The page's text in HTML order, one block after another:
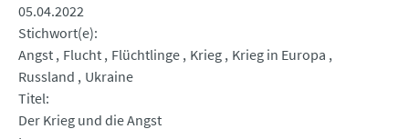
05.04.2022
Stichwort(e)
Angst Flucht Flüchtlinge Krieg Krieg in Europa
Russland
Ukraine
Titel
Der Krieg und die Angst